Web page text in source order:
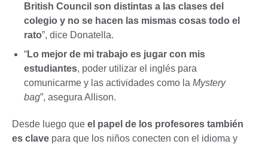
British Council son distintas a las clases del
colegio y no se hacen las mismas cosas todo el
rato”, dice Donatella.
“Lo mejor de mi trabajo es jugar con mis
estudiantes, poder utilizar el inglés para
comunicarme y las actividades como la Mystery
bag”, asegura Allison.
Desde luego que el papel de los profesores también
es clave para que los niños conecten con el idioma y